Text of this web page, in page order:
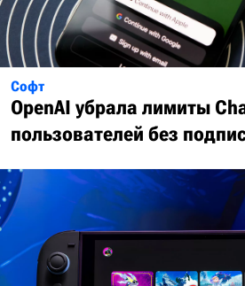
Софт
OpenAI убрала лимиты
пользователей без